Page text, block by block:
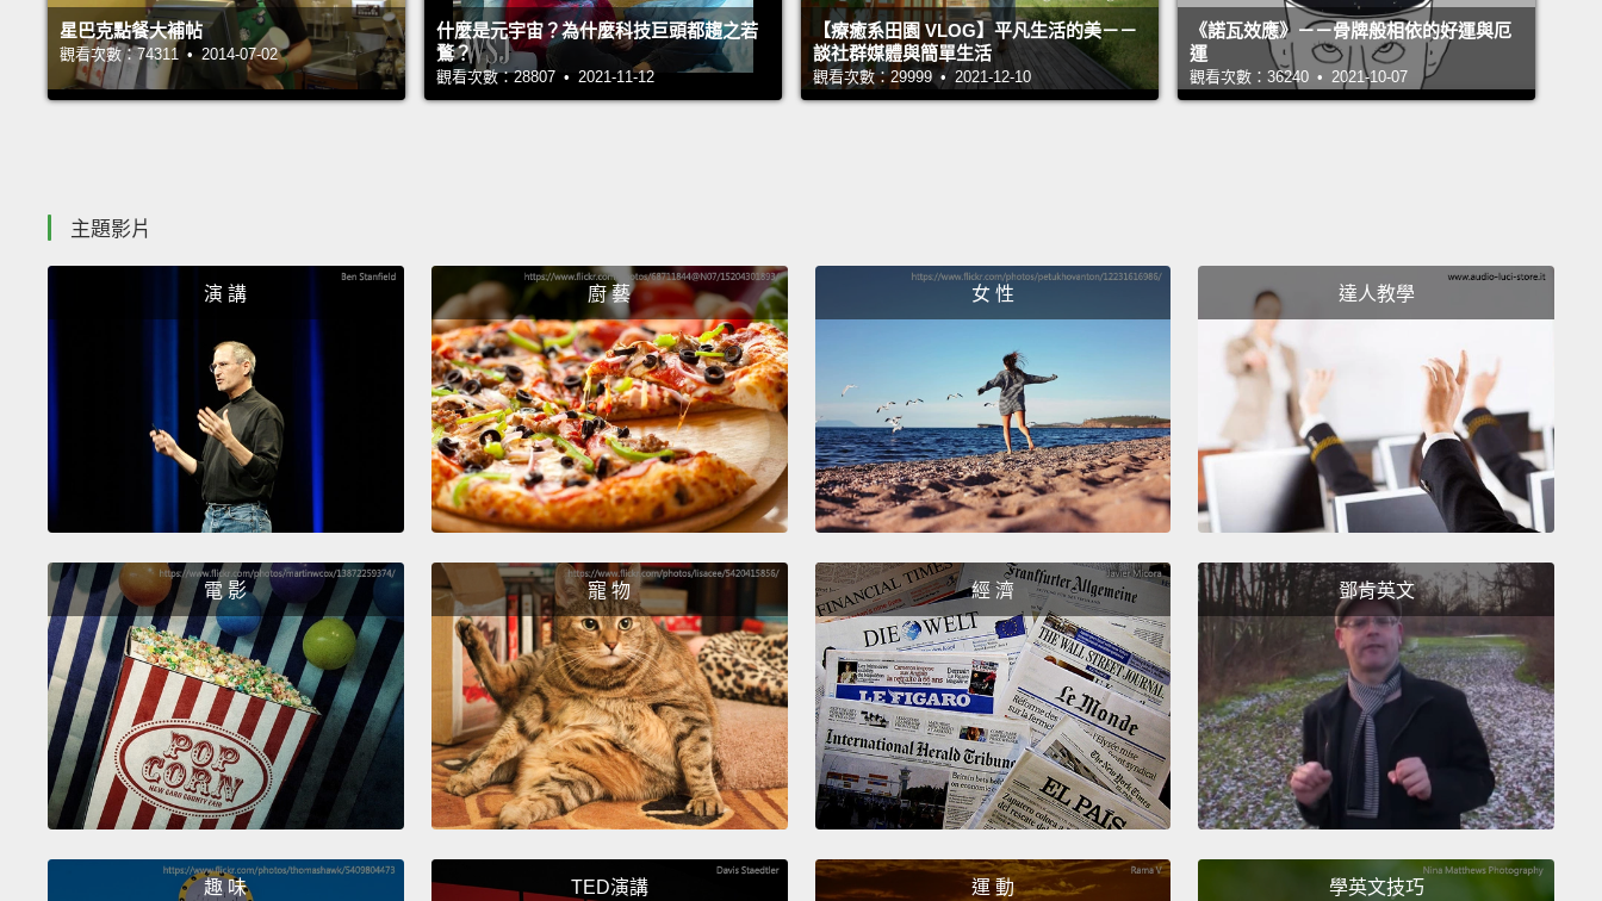
確保蓋子蓋緊然後開始打。你要打到完全聽不到冰塊打碎的聲
音，大約需要三十到四十五秒，端看你用的是哪種調理機。
Next you're going to pour it into a cup. Drizzle just a little
的星巴克摩卡可可碎片星冰樂。
If you guys have any other request, leave them down
below.
Any questions, comments and concerns, leave
them down below as well, and I'll get back to them as
soon as I can. Thanks for watching, and I will see you
guys next time.
如果你們有任何其他需求，將它們留在下面。任何問題、意見
我們下次見。
Bye.
掰。
註一：Mississippi音節較多，唸完剛好一秒，因此常作為數秒
的標準。
星巴克點餐大補帖
觀看次數：74311 • 2014-07-02
什麼是元宇宙？為什麼科技巨頭都趨之若
鶩？
觀看次數：28807 • 2021-11-12
【療癒系田園 VLOG】平凡生活的美－－
談社群媒體與簡單生活
觀看次數：29999 • 2021-12-10
《諾瓦效應》－－骨牌般相依的好運與厄
運
觀看次數：36240 • 2021-10-07
主題影片
演 講 廚 藝 女 性 達人教學
電 影 寵 物 經 濟 鄧肯英文
趣 味 TED演講 運 動 學英文技巧